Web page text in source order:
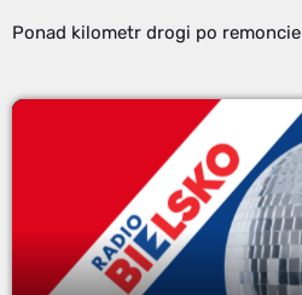
Ponad kilometr drogi po remoncie